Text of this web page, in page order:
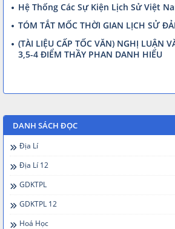
Hệ Thống Các Sự Kiện Lịch Sử Việt
TÓM TẮT MỐC THỜI GIAN LỊCH SỬ
(TÀI LIỆU CẤP TỐC VĂN) NGHỊ LUẬN
3,5-4 ĐIỂM THẦY PHAN DANH HIẾU
DANH SÁCH ĐỌC
Địa Lí
Địa Lí 12
GDKTPL
GDKTPL 12
Hoá Học